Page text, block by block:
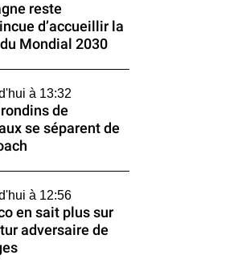
reste
d’accueillir la
Mondial 2030
à 13:32
de
se séparent de
à 12:56
en sait plus sur
adversaire de